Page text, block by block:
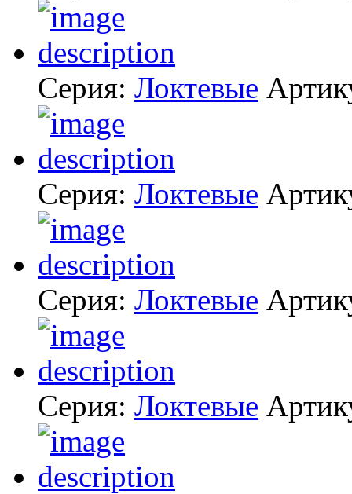
Серия: Локтевые
Серия: Локтевые
Серия: Локтевые
Серия: Локтевые